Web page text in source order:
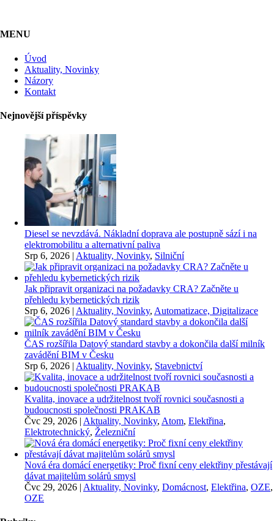
MENU
Úvod
Aktuality, Novinky
Názory
Kontakt
Nejnovější příspěvky
Diesel se nevzdává. Nákladní doprava ale postupně sází i na
elektromobilitu a alternativní paliva
Srp 6, 2026 | Aktuality, Novinky, Silniční
Jak připravit organizaci na požadavky CRA? Začněte u
přehledu kybernetických rizik
Srp 6, 2026 | Aktuality, Novinky, Automatizace, Digitalizace
ČAS rozšířila Datový standard stavby a dokončila další milník
zavádění BIM v Česku
Srp 6, 2026 | Aktuality, Novinky, Stavebnictví
Kvalita, inovace a udržitelnost tvoří rovnici současnosti a
budoucnosti společnosti PRAKAB
Čvc 29, 2026 | Aktuality, Novinky, Atom, Elektřina,
Elektrotechnický, Železniční
Nová éra domácí energetiky: Proč fixní ceny elektřiny přestávají
dávat majitelům solárů smysl
Čvc 29, 2026 | Aktuality, Novinky, Domácnost, Elektřina, OZE,
OZE